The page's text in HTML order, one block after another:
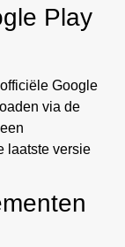
Play
Google
via de
laatste versie